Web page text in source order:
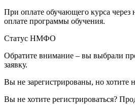
Техносферная
При оплате обучающего курса
оплате программы обучения.
Статус НМФО
Обратите внимание – вы выбрали
заявку.
Вы не зарегистрированы, но хотите
Вы не хотите регистрироваться?